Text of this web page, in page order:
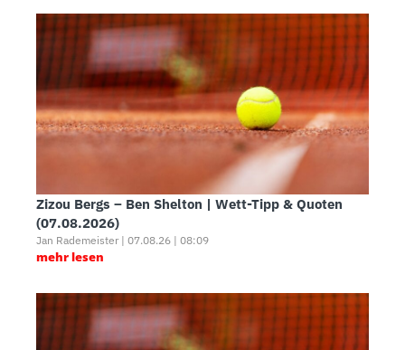
Zizou Bergs – Ben Shelton | Wett-Tipp & Quoten
(07.08.2026)
Jan Rademeister | 07.08.26 | 08:09
mehr lesen